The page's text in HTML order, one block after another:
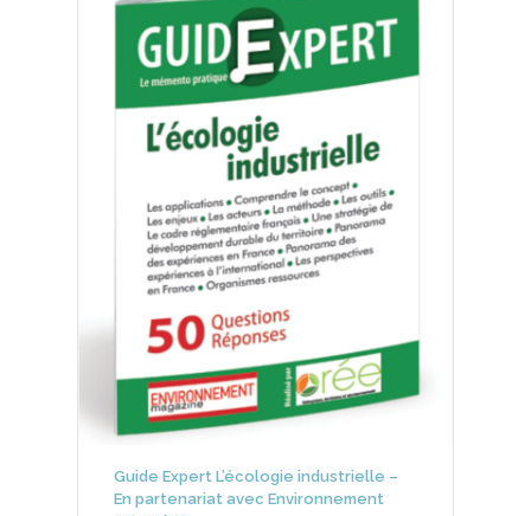
Guide Expert L’écologie industrielle –
En partenariat avec Environnement